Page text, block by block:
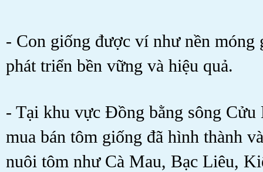
- Con giống được ví như nền móng
phát triển bền vững và hiệu quả.
- Tại khu vực Đồng bằng sông
mua bán tôm giống đã hình thành
nuôi tôm như Cà Mau, Bạc Liêu,